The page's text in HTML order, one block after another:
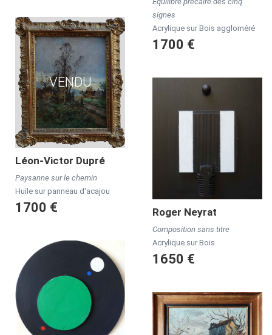
signes
Acrylique sur Bois aggloméré
1700 €
VENDU
Léon-Victor Dupré
Paysanne sur le chemin
Huile sur panneau d'acajou
1700 € Roger Neyrat
Composition sans titre
Acrylique sur Bois
1650 €